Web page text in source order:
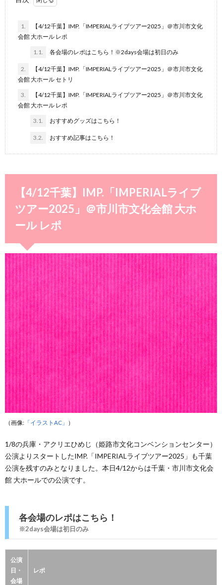
1.
【4/12千葉】IMP.「IMPERIALライブツアー2025」＠市川市文化
会館 大ホール レポ
1.1. 各会場のレポはこちら！※2days会場は初日のみ
2.
【4/12千葉】IMP.「IMPERIALライブツアー2025」＠市川市文化
会館 大ホール セトリ
3.
【4/12千葉】IMP.「IMPERIALライブツアー2025」＠市川市文化
会館 大ホール レポ
3.1. おすすめグッズはこちら！
3.2. おすすめ記事はこちら！
【4/12千葉】IMP.「IMPERIALライブ
ツアー2025」＠市川市文化会館 大ホ
ール レポ
（画像: 「イラストAC」 ）
1/8の兵庫・アクリエひめじ（姫路市文化コンベンションセンター）
公演よりスタートしたIMP.「IMPERIALライブツアー2025」も千葉
公演を残すのみとなりました。本日4/12からは千葉・市川市文化会
館 大ホールでの公演です。
各会場のレポはこちら！
※2days会場は初日のみ
公演
日・
会場
レポ